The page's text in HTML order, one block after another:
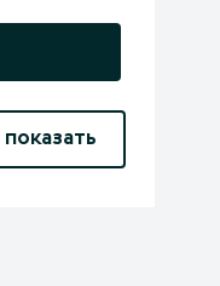
показать